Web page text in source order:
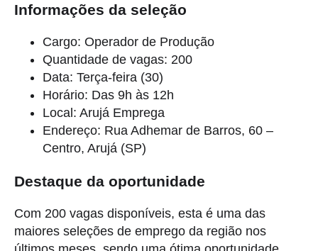
Informações da seleção
Cargo: Operador de Produção
Quantidade de vagas: 200
Data: Terça-feira (30)
Horário: Das 9h às 12h
Local: Arujá Emprega
Endereço: Rua Adhemar de Barros, 60 –
Centro, Arujá (SP)
Destaque da oportunidade
Com 200 vagas disponíveis, esta é uma das
maiores seleções de emprego da região nos